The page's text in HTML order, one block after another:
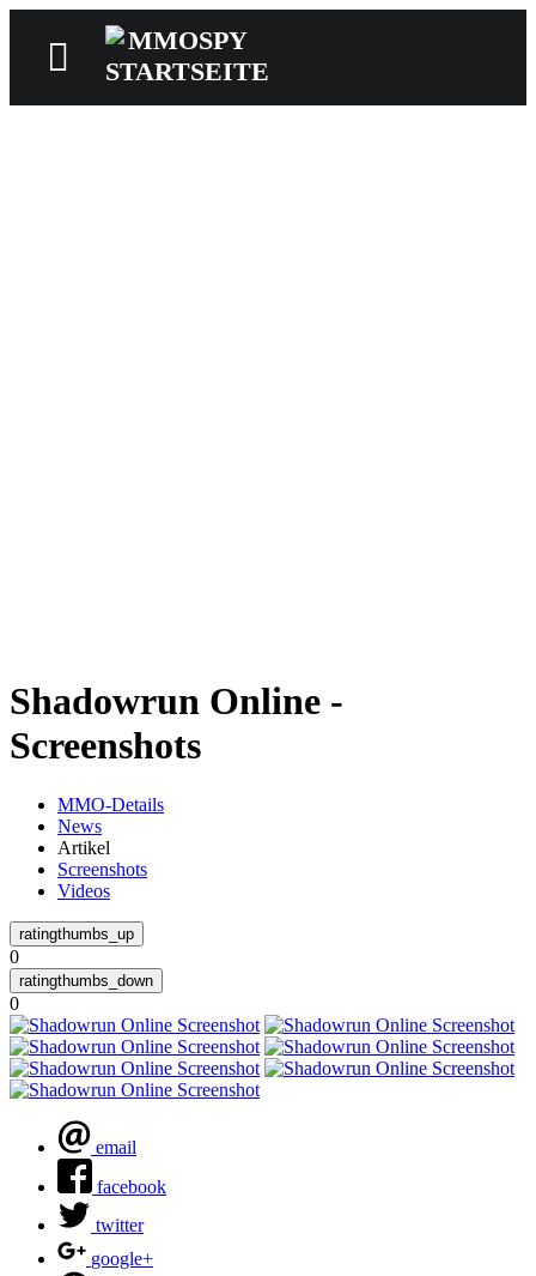
Shadowrun Online -
Screenshots
MMO-Details
News
Artikel
Screenshots
Videos
0
0
email
facebook
twitter
google+